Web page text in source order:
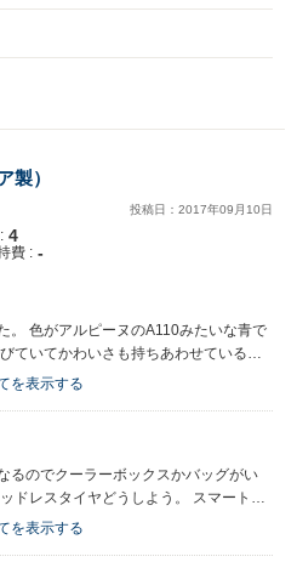
製）
投稿日： 2017年09 月 10日
4
費 : -
。 色がアルピーヌのA110みたいな青で
ていてかわいさも持ちあわせていると
モデルにあったところ。 エンジンが後
を表示する
るのでクーラーボックスかバッグがい
ドレスタイヤどうしよう。 スマートフ
費量などの走行データ、ミュージックの
を表示する